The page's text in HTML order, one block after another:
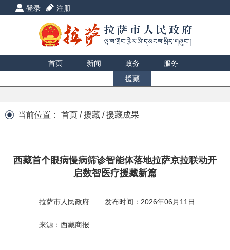
登录 注册
首页 新闻 政务
服务
援藏
当前位置： 首页 /援藏 /援藏成果
西藏首个眼病慢病筛诊智能体落地拉萨京拉联动开
启数智医疗援藏新篇
拉萨市人民政府 发布时间：2026年06月11日
来源：西藏商报